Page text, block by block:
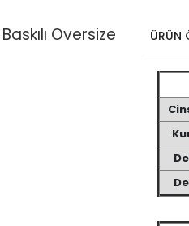
Oversize
ÜRÜN